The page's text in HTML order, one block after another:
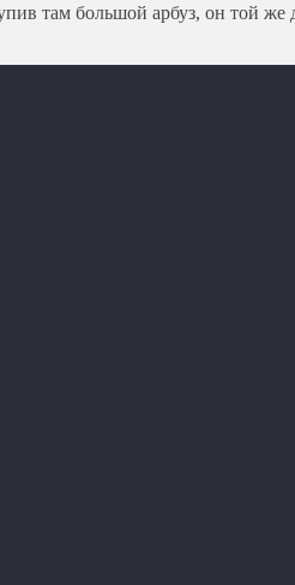
там большой арбуз, он той